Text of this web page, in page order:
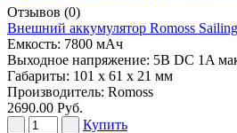
Отзывов (0)
Внешний аккумулятор Romoss
Емкость: 7800 мАч
Выходное напряжение: 5В DC 1A
Габариты: 101 х 61 х 21 мм
Производитель: Romoss
2690.00 Руб.
Купить